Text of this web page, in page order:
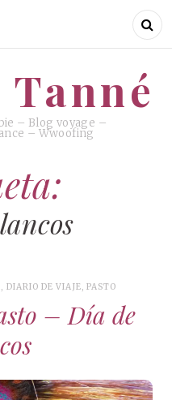
– Blog voyage –
– Wwoofing
, DIARIO DE VIAJE, PASTO
– Día de